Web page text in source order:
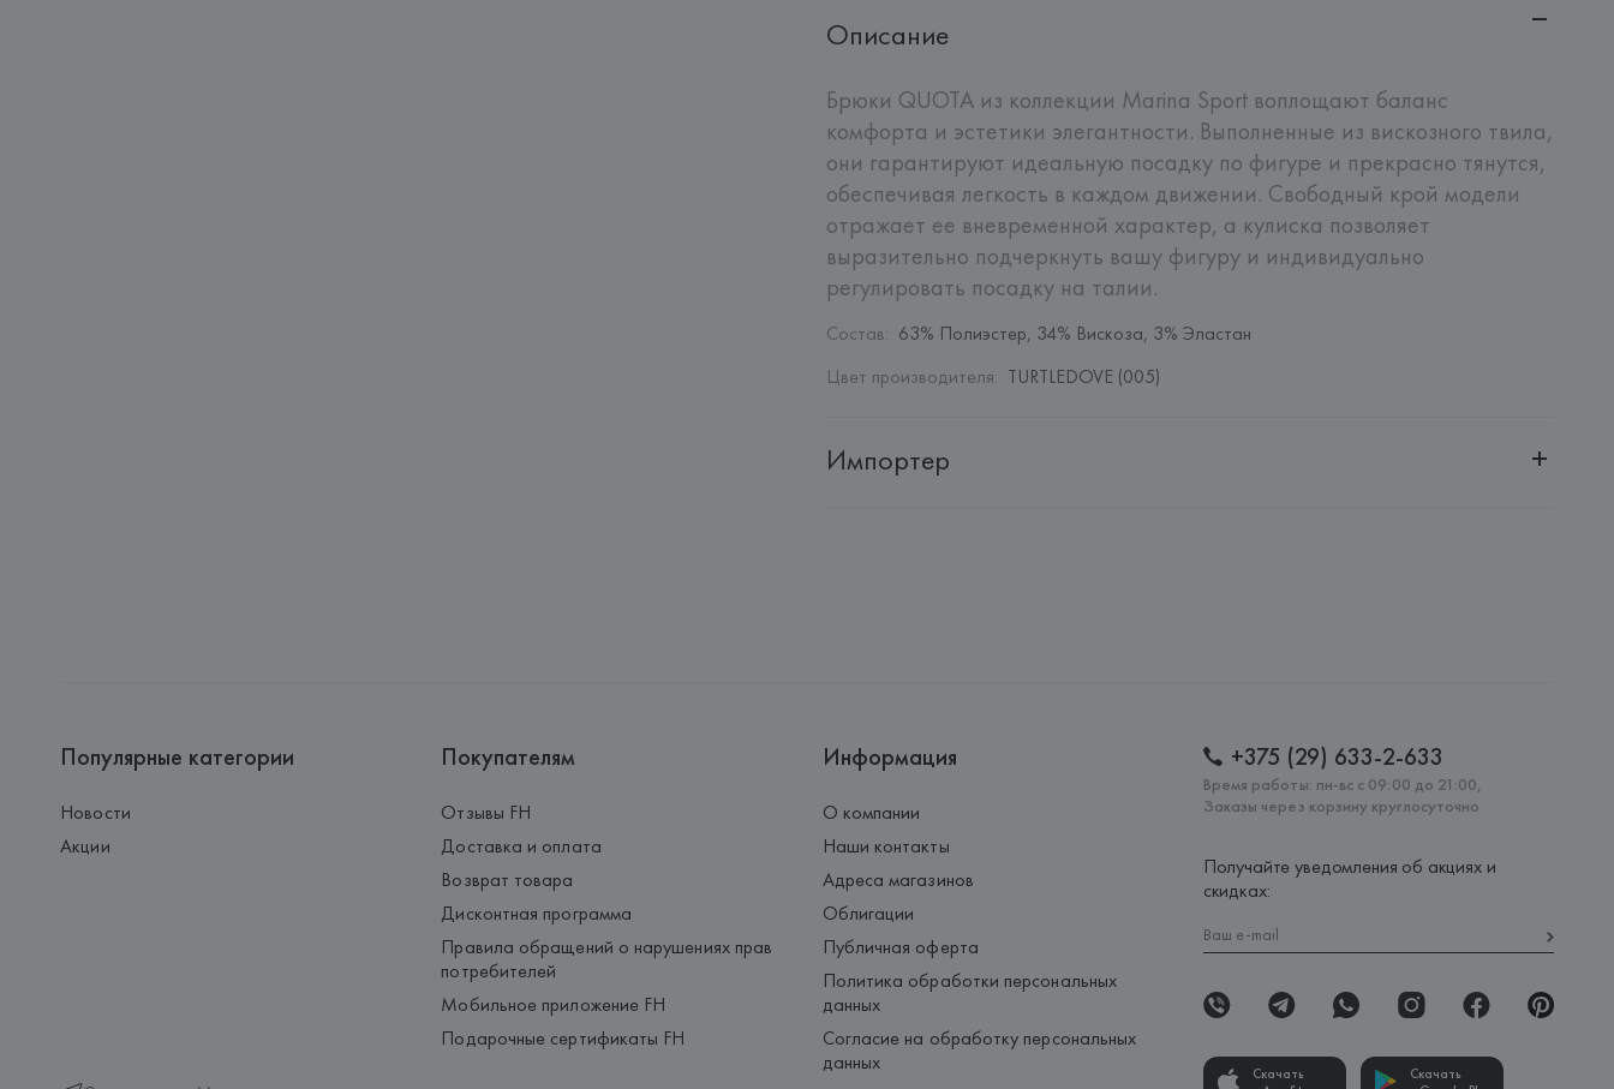
Описание
Брюки QUOTA из коллекции Marina Sport воплощают баланс
комфорта и эстетики элегантности. Выполненные из вискозного твила,
они гарантируют идеальную посадку по фигуре и прекрасно тянутся,
обеспечивая легкость в каждом движении. Свободный крой модели
отражает ее вневременной характер, а кулиска позволяет
выразительно подчеркнуть вашу фигуру и индивидуально
регулировать посадку на талии.
Состав: 63% Полиэстер, 34% Вискоза, 3% Эластан
Цвет производителя: TURTLEDOVE (005)
Импортер
Популярные категории
Новости
Акции
Покупателям
Отзывы FH
Доставка и оплата
Возврат товара
Дисконтная программа
Правила обращений о нарушениях прав
потребителей
Мобильное приложение FH
Подарочные сертификаты FH
Информация
О компании
Наши контакты
Адреса магазинов
Облигации
Публичная оферта
Политика обработки персональных
данных
Согласие на обработку персональных
данных
+375 (29) 633-2-633
Время работы: пн-вс с 09:00 до 21:00,
Заказы через корзину круглосуточно
Получайте уведомления об акциях и
скидках:
Скачать
Скачать